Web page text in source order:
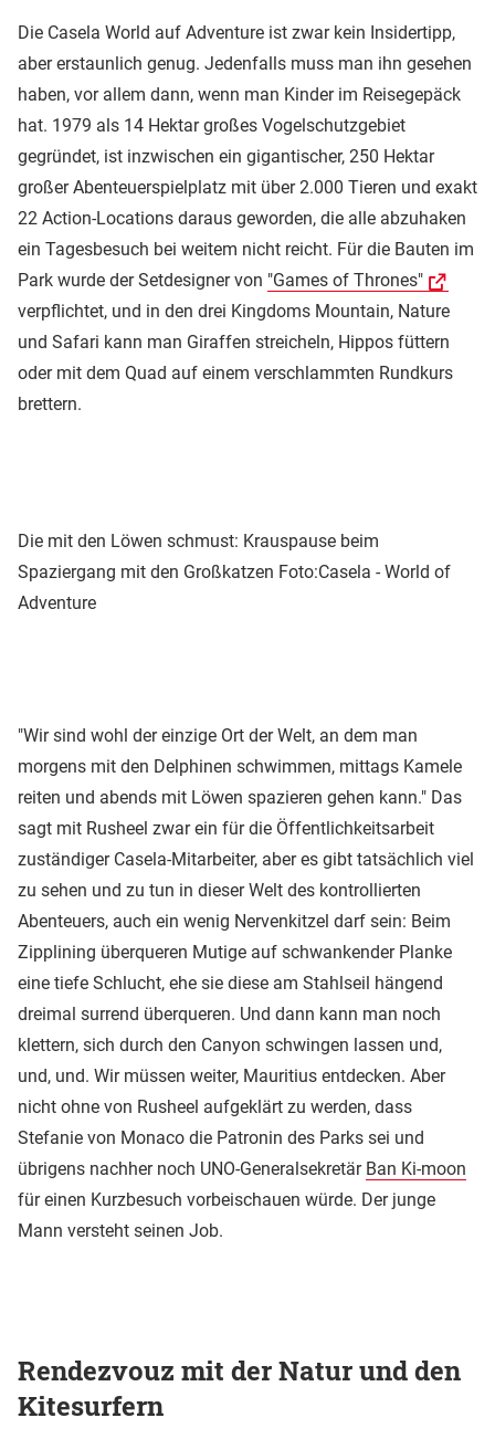
Die Casela World auf Adventure ist zwar kein Insidertipp,
aber erstaunlich genug. Jedenfalls muss man ihn gesehen
haben, vor allem dann, wenn man Kinder im Reisegepäck
hat. 1979 als 14 Hektar großes Vogelschutzgebiet
gegründet, ist inzwischen ein gigantischer, 250 Hektar
großer Abenteuerspielplatz mit über 2.000 Tieren und exakt
22 Action-Locations daraus geworden, die alle abzuhaken
ein Tagesbesuch bei weitem nicht reicht. Für die Bauten im
Park wurde der Setdesigner von "Games of Thrones"
verpflichtet, und in den drei Kingdoms Mountain, Nature
und Safari kann man Giraffen streicheln, Hippos füttern
oder mit dem Quad auf einem verschlammten Rundkurs
brettern.
Die mit den Löwen schmust: Krauspause beim
Spaziergang mit den Großkatzen Foto:Casela - World of
Adventure
"Wir sind wohl der einzige Ort der Welt, an dem man
morgens mit den Delphinen schwimmen, mittags Kamele
reiten und abends mit Löwen spazieren gehen kann." Das
sagt mit Rusheel zwar ein für die Öffentlichkeitsarbeit
zuständiger Casela-Mitarbeiter, aber es gibt tatsächlich viel
zu sehen und zu tun in dieser Welt des kontrollierten
Abenteuers, auch ein wenig Nervenkitzel darf sein: Beim
Zipplining überqueren Mutige auf schwankender Planke
eine tiefe Schlucht, ehe sie diese am Stahlseil hängend
dreimal surrend überqueren. Und dann kann man noch
klettern, sich durch den Canyon schwingen lassen und,
und, und. Wir müssen weiter, Mauritius entdecken. Aber
nicht ohne von Rusheel aufgeklärt zu werden, dass
Stefanie von Monaco die Patronin des Parks sei und
übrigens nachher noch UNO-Generalsekretär Ban Ki-moon
für einen Kurzbesuch vorbeischauen würde. Der junge
Mann versteht seinen Job.
Rendezvouz mit der Natur und den
Kitesurfern